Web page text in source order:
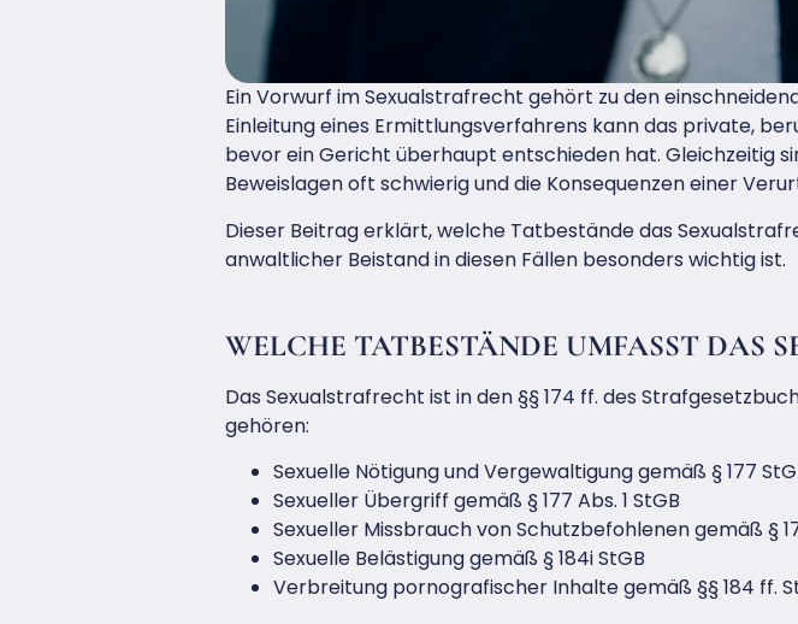
Ein Vorwurf im Sexualstrafrecht gehört zu den
Einleitung eines Ermittlungsverfahrens kann das private,
bevor ein Gericht überhaupt entschieden hat. Gleichzeitig
Beweislagen oft schwierig und die Konsequenzen einer
Dieser Beitrag erklärt, welche Tatbestände das
anwaltlicher Beistand in diesen Fällen besonders wichtig ist.
WELCHE TATBESTÄNDE UMFASST DAS
Das Sexualstrafrecht ist in den §§ 174 ff. des
gehören:
Sexuelle Nötigung und Vergewaltigung gemäß § 177
Sexueller Übergriff gemäß § 177 Abs. 1 StGB
Sexueller Missbrauch von Schutzbefohlenen gemäß §
Sexuelle Belästigung gemäß § 184i StGB
Verbreitung pornografischer Inhalte gemäß §§ 184 ff.